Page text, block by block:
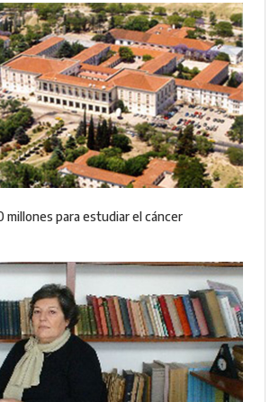
millones para estudiar el cáncer